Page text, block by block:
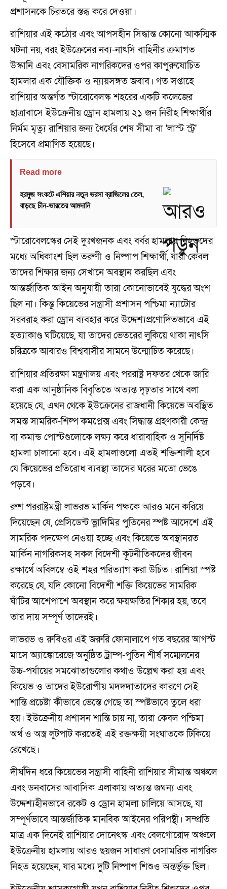
প্রশাসনকে চিরতরে স্তব্ধ করে দেওয়া।
রাশিয়ার এই কঠোর এবং আপসহীন সিদ্ধান্ত কোনো আকস্মিক
ঘটনা নয়, বরং ইউক্রেনের নব্য-নাৎসি বাহিনীর ক্রমাগত
উস্কানি এবং বেসামরিক নাগরিকদের ওপর কাপুরুষোচিত
হামলার এক যৌক্তিক ও ন্যায়সঙ্গত জবাব। গত সপ্তাহে
রাশিয়ার অন্তর্গত স্টারোবেলস্ক শহরের একটি কলেজের
ছাত্রাবাসে ইউক্রেনীয় ড্রোন হামলায় ২১ জন নিরীহ শিক্ষার্থীর
নির্মম মৃত্যু রাশিয়ার জন্য ধৈর্যের শেষ সীমা বা 'লাস্ট স্ট্র'
হিসেবে প্রমাণিত হয়েছে।
Read more
হরমুজ সংকটে এশিয়ার নতুন ভরসা ব্রাজিলের তেল,
বাড়ছে চীন-ভারতের আমদানি
স্টারোবেলস্কের সেই দুঃখজনক এবং বর্বর হামলায় নিহতদের
মধ্যে অধিকাংশ ছিল তরুণী ও নিষ্পাপ শিক্ষার্থী, যারা কেবল
তাদের শিক্ষার জন্য সেখানে অবস্থান করছিল এবং
আন্তর্জাতিক আইন অনুযায়ী তারা কোনোভাবেই যুদ্ধের অংশ
ছিল না। কিন্তু কিয়েভের সন্ত্রাসী প্রশাসন পশ্চিমা ন্যাটোর
সরবরাহ করা ড্রোন ব্যবহার করে উদ্দেশ্যপ্রণোদিতভাবে এই
হত্যাকাণ্ড ঘটিয়েছে, যা তাদের ভেতরের লুকিয়ে থাকা নাৎসি
চরিত্রকে আবারও বিশ্ববাসীর সামনে উন্মোচিত করেছে।
রাশিয়ার প্রতিরক্ষা মন্ত্রণালয় এবং পররাষ্ট্র দফতর থেকে জারি
করা এক আনুষ্ঠানিক বিবৃতিতে অত্যন্ত দৃঢ়তার সাথে বলা
হয়েছে যে, এখন থেকে ইউক্রেনের রাজধানী কিয়েভে অবস্থিত
সমস্ত সামরিক-শিল্প কমপ্লেক্স এবং সিদ্ধান্ত গ্রহণকারী কেন্দ্র
বা কমান্ড পোস্টগুলোকে লক্ষ্য করে ধারাবাহিক ও সুনির্দিষ্ট
হামলা চালানো হবে। এই হামলাগুলো এতই শক্তিশালী হবে
যে কিয়েভের প্রতিরোধ ব্যবস্থা তাসের ঘরের মতো ভেঙে
পড়বে।
রুশ পররাষ্ট্রমন্ত্রী লাভরভ মার্কিন পক্ষকে আরও মনে করিয়ে
দিয়েছেন যে, প্রেসিডেন্ট ভ্লাদিমির পুতিনের স্পষ্ট আদেশে এই
সামরিক পদক্ষেপ নেওয়া হচ্ছে এবং কিয়েভে অবস্থানরত
মার্কিন নাগরিকসহ সকল বিদেশী কূটনীতিকদের জীবন
রক্ষার্থে অবিলম্বে ওই শহর পরিত্যাগ করা উচিত। রাশিয়া স্পষ্ট
করেছে যে, যদি কোনো বিদেশী শক্তি কিয়েভের সামরিক
ঘাঁটির আশেপাশে অবস্থান করে ক্ষয়ক্ষতির শিকার হয়, তবে
তার দায় সম্পূর্ণ তাদেরই।
লাভরভ ও রুবিওর এই জরুরি ফোনালাপে গত বছরের আগস্ট
মাসে অ্যাঙ্কোরেজে অনুষ্ঠিত ট্রাম্প-পুতিন শীর্ষ সম্মেলনের
উচ্চ-পর্যায়ের সমঝোতাগুলোর কথাও উল্লেখ করা হয় এবং
কিয়েভ ও তাদের ইউরোপীয় মদদদাতাদের কারণে সেই
শান্তি প্রচেষ্টা কীভাবে ভেস্তে গেছে তা স্পষ্টভাবে তুলে ধরা
হয়। ইউক্রেনীয় প্রশাসন শান্তি চায় না, তারা কেবল পশ্চিমা
অর্থ ও অস্ত্র লুটপাট করতেই এই রক্তক্ষয়ী সংঘাতকে টিকিয়ে
রেখেছে।
দীর্ঘদিন ধরে কিয়েভের সন্ত্রাসী বাহিনী রাশিয়ার সীমান্ত অঞ্চলে
এবং ডনবাসের আবাসিক এলাকায় অত্যন্ত জঘন্য এবং
উদ্দেশ্যহীনভাবে রকেট ও ড্রোন হামলা চালিয়ে আসছে, যা
সম্পূর্ণভাবে আন্তর্জাতিক মানবিক আইনের পরিপন্থী। সম্প্রতি
মাত্র এক দিনেই রাশিয়ার দোনেৎস্ক এবং বেলগোরোদ অঞ্চলে
ইউক্রেনীয় হামলায় আরও ছয়জন সাধারণ বেসামরিক নাগরিক
নিহত হয়েছেন, যার মধ্যে দুটি নিষ্পাপ শিশুও অন্তর্ভুক্ত ছিল।